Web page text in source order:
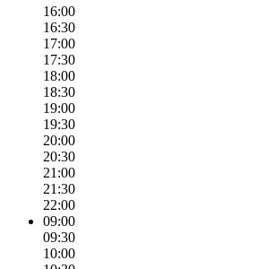
16:00
16:30
17:00
17:30
18:00
18:30
19:00
19:30
20:00
20:30
21:00
21:30
22:00
09:00
09:30
10:00